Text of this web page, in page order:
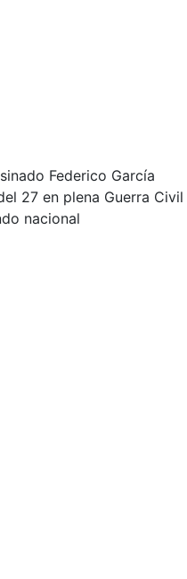
Federico García
27 en plena Guerra Civil
nacional